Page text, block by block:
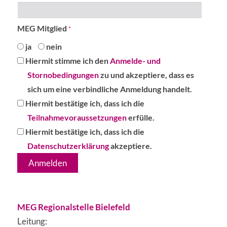
MEG Mitglied *
ja
nein
Hiermit
stimme
den
Anmelde-
und
Stornobedingungen
und
dass
es
Hiermit stimme ich denAnmelde- und
Stornobedingungenzu und akzeptiere, dass es
sich um eine verbindliche Anmeldung handelt.
Hiermit
bestätige
ich,
dass
die
erfülle.
Hiermit bestätige ich, dass ich die
Teilnahmevoraussetzungenerfülle.
Hiermit
bestätige
dass
die
Datenschutzerklärung
Hiermit bestätige ich, dass ich die
Datenschutzerklärungakzeptiere.
MEG Regionalstelle Bielefeld
Leitung: